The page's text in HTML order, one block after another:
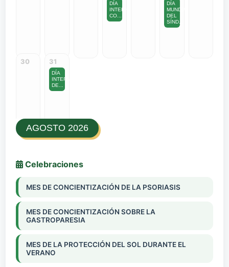
AGOSTO 2026
Celebraciones
MES DE CONCIENTIZACIÓN DE LA PSORIASIS
MES DE CONCIENTIZACIÓN SOBRE LA
GASTROPARESIA
MES DE LA PROTECCIÓN DEL SOL DURANTE EL
VERANO
DÍA
INTERNACIONAL
CO...
DÍA
MUNDIAL
DEL
SÍND...
30 31
DÍA
INTERNACIONAL
DE...